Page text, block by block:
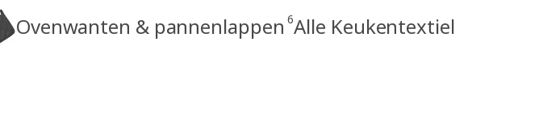
Ovenwanten & pannenlappen 6Alle Keukentextiel